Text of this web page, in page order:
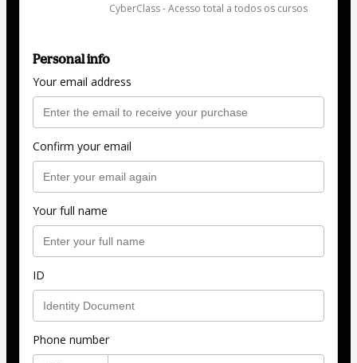
CyberClass - Acesso total a todos os cursos
Personal info
Your email address
Confirm your email
Your full name
ID
Phone number